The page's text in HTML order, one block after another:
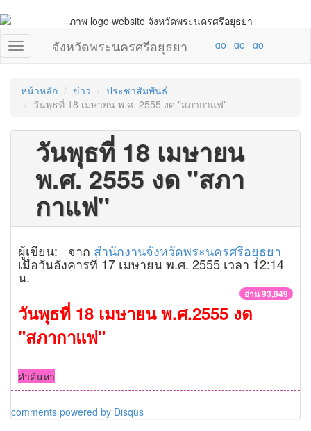
จังหวัดพระนครศรีอยุธยา
หน้าหลัก ข่าว
ประชาสัมพันธ์
วันพุธที่ 18 เมษายน พ.ศ. 2555 งด "สภากาแฟ"
วันพุธที่ 18 เมษายน
พ.ศ. 2555 งด "สภา
กาแฟ"
ผู้เขียน: จาก สำนักงานจังหวัดพระนครศรีอยุธยา
เมื่อวันอังคารที่ 17 เมษายน พ.ศ. 2555 เวลา 12:14
น.
อ่าน 93,849
วันพุธที่ 18 เมษายน พ.ศ.2555 งด
"สภากาแฟ"
คำค้นหา
comments powered by Disqus